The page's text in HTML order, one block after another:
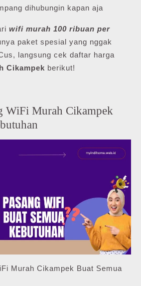
dihubungin kapan aja
wifi murah 100 ribuan per
paket spesial yang nggak
langsung cek daftar harga
Cikampek berikut!
WiFi Murah Cikampek
Murah Cikampek Buat Semua